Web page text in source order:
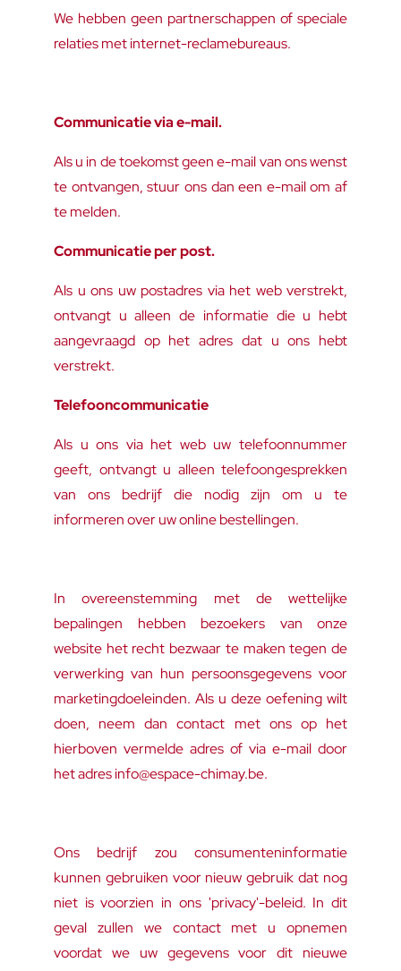
We hebben geen partnerschappen of speciale
relaties met internet-reclamebureaus.
Communicatie via e-mail.
Als u in de toekomst geen e-mail van ons wenst
te ontvangen, stuur ons dan een e-mail om af
te melden.
Communicatie per post.
Als u ons uw postadres via het web verstrekt,
ontvangt u alleen de informatie die u hebt
aangevraagd op het adres dat u ons hebt
verstrekt.
Telefooncommunicatie
Als u ons via het web uw telefoonnummer
geeft, ontvangt u alleen telefoongesprekken
van ons bedrijf die nodig zijn om u te
informeren over uw online bestellingen.
In overeenstemming met de wettelijke
bepalingen hebben bezoekers van onze
website het recht bezwaar te maken tegen de
verwerking van hun persoonsgegevens voor
marketingdoeleinden. Als u deze oefening wilt
doen, neem dan contact met ons op het
hierboven vermelde adres of via e-mail door
het adres info@espace-chimay.be.
Ons bedrijf zou consumenteninformatie
kunnen gebruiken voor nieuw gebruik dat nog
niet is voorzien in ons 'privacy'-beleid. In dit
geval zullen we contact met u opnemen
voordat we uw gegevens voor dit nieuwe